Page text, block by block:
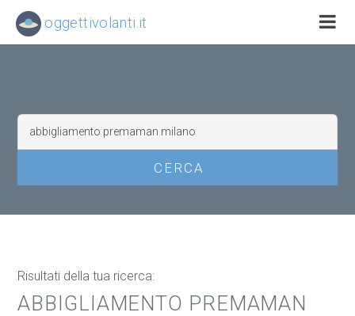
Risultati della tua ricerca:
ABBIGLIAMENTO PREMAMAN
oggettivolanti.it